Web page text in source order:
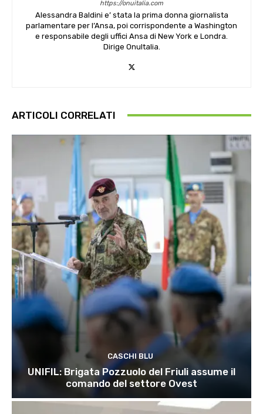
https://onuitalia.com
Alessandra Baldini e’ stata la prima donna giornalista
parlamentare per l’Ansa, poi corrispondente a Washington
e responsabile degli uffici Ansa di New York e Londra.
Dirige OnuItalia.
ARTICOLI CORRELATI
CASCHI BLU
UNIFIL: Brigata Pozzuolo del Friuli assume il
comando del settore Ovest